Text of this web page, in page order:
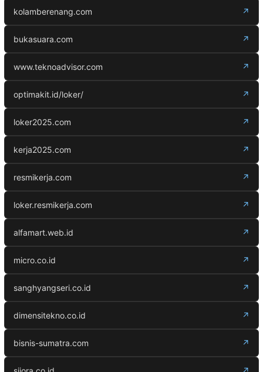
kolamberenang.com ↗
bukasuara.com ↗
www.teknoadvisor.com ↗
optimakit.id/loker/ ↗
loker2025.com ↗
kerja2025.com ↗
resmikerja.com ↗
loker.resmikerja.com ↗
alfamart.web.id ↗
micro.co.id ↗
sanghyangseri.co.id ↗
dimensitekno.co.id ↗
bisnis-sumatra.com ↗